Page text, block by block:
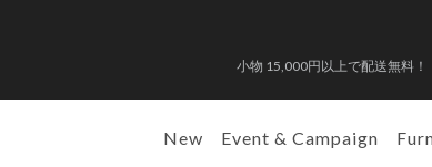
小物 15,000円以上で配送無料！
New Event & Campaign